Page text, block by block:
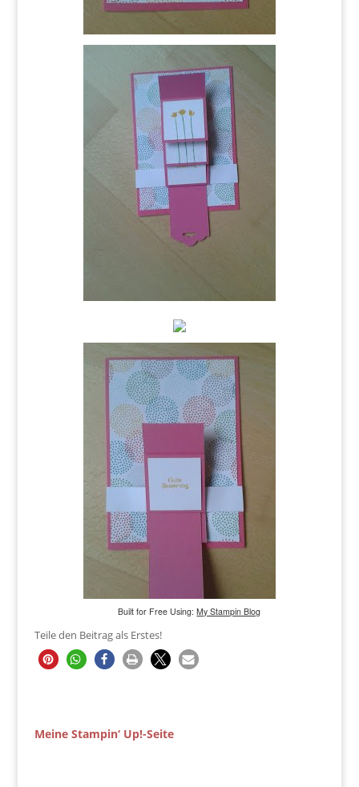
Built for Free Using:My Stampin Blog
Teile den Beitrag als Erstes!
Meine Stampin‘ Up!-Seite